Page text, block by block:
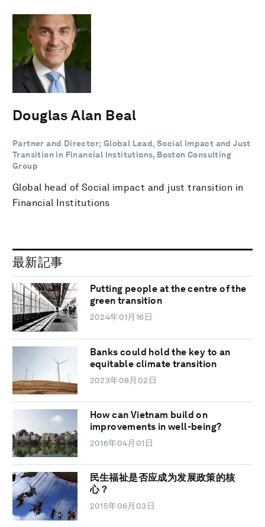
Douglas Alan Beal
Partner and Director; Global Lead, Social Impact and Just
Transition in Financial Institutions, Boston Consulting
Group
Global head of Social impact and just transition in
Financial Institutions
最新記事
Putting people at the centre of the
green transition
2024年01月16日
Banks could hold the key to an
equitable climate transition
2023年08月02日
How can Vietnam build on
improvements in well-being?
2016年04月01日
民生福祉是否应成为发展政策的核
心？
2015年06月03日